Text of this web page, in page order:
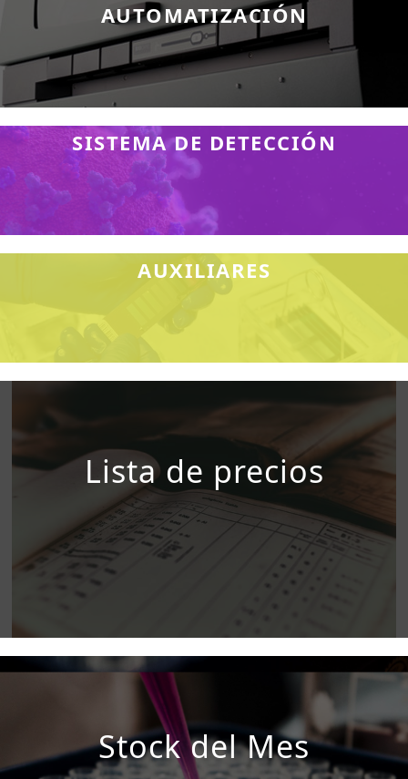
AUTOMATIZACIÓN
SISTEMA DE DETECCIÓN
AUXILIARES
Lista de precios
Stock del Mes